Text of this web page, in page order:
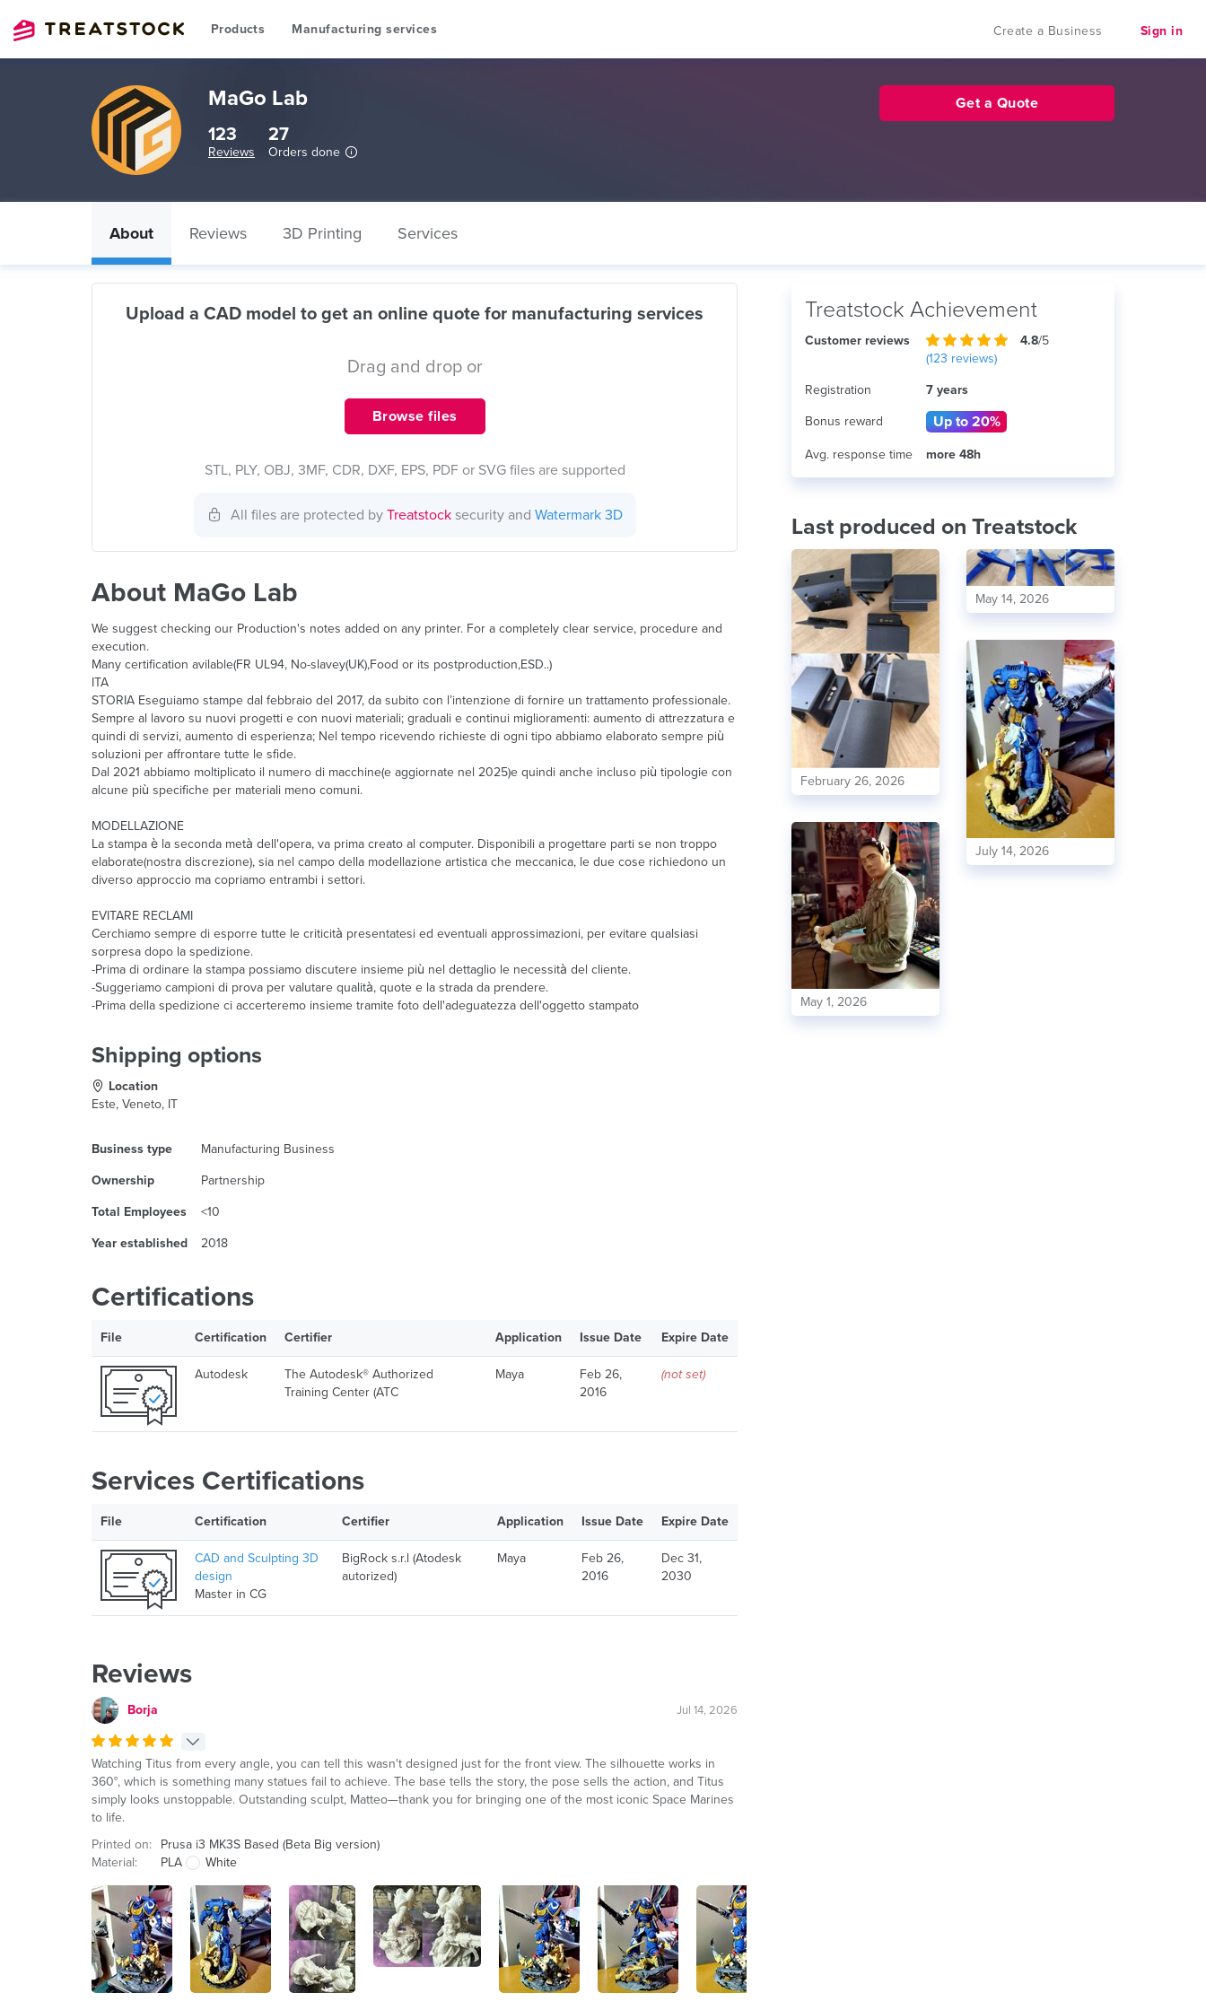
Products Manufacturing services Create a Business Sign in
MaGo Lab
123
Reviews
27
Orders done
Get a Quote
About Reviews 3D Printing Services
Upload a CAD model to get an online quote for manufacturing services
Drag and drop or
Browse files
STL, PLY, OBJ, 3MF, CDR, DXF, EPS, PDF or SVG files are supported
All files are protected by Treatstocksecurity and Watermark 3D
About MaGo Lab
We suggest checking our Production's notes added on any printer. For a completely clear service, procedure and
execution.
Many certification avilable(FR UL94, No-slavey(UK),Food or its postproduction,ESD..)
ITA
STORIA Eseguiamo stampe dal febbraio del 2017, da subito con l’intenzione di fornire un trattamento professionale.
Sempre al lavoro su nuovi progetti e con nuovi materiali; graduali e continui miglioramenti: aumento di attrezzatura e
quindi di servizi, aumento di esperienza; Nel tempo ricevendo richieste di ogni tipo abbiamo elaborato sempre più
soluzioni per affrontare tutte le sfide.
Dal 2021 abbiamo moltiplicato il numero di macchine(e aggiornate nel 2025)e quindi anche incluso più tipologie con
alcune più specifiche per materiali meno comuni.
MODELLAZIONE
La stampa è la seconda metà dell'opera, va prima creato al computer. Disponibili a progettare parti se non troppo
elaborate(nostra discrezione), sia nel campo della modellazione artistica che meccanica, le due cose richiedono un
diverso approccio ma copriamo entrambi i settori.
EVITARE RECLAMI
Cerchiamo sempre di esporre tutte le criticità presentatesi ed eventuali approssimazioni, per evitare qualsiasi
sorpresa dopo la spedizione.
-Prima di ordinare la stampa possiamo discutere insieme più nel dettaglio le necessità del cliente.
-Suggeriamo campioni di prova per valutare qualità, quote e la strada da prendere.
-Prima della spedizione ci accerteremo insieme tramite foto dell'adeguatezza dell'oggetto stampato
Shipping options
Location
Este, Veneto, IT
Business type Manufacturing Business
Ownership Partnership
Total Employees <10
Year established 2018
Certifications
File Certification Certifier Application Issue Date Expire Date
Autodesk
The Autodesk® Authorized
Training Center (ATC
Maya
Feb 26,
2016
(not set)
Services Certifications
File Certification Certifier Application Issue Date Expire Date
CAD and Sculpting 3D
design
Master in CG
BigRock s.r.l (Atodesk
autorized)
Maya
Feb 26,
2016
Dec 31,
2030
Reviews
Borja Jul 14, 2026
Watching Titus from every angle, you can tell this wasn't designed just for the front view. The silhouette works in
360°, which is something many statues fail to achieve. The base tells the story, the pose sells the action, and Titus
simply looks unstoppable. Outstanding sculpt, Matteo—thank you for bringing one of the most iconic Space Marines
to life.
Printed on:
Prusa i3 MK3S Based (Beta Big version)
Material:
PLA White
Treatstock Achievement
Customer reviews 4.8/5
(123 reviews)
Registration 7 years
Bonus reward Up to 20%
Avg. response time more 48h
Last produced on Treatstock
February 26, 2026
May 1, 2026
May 14, 2026
July 14, 2026